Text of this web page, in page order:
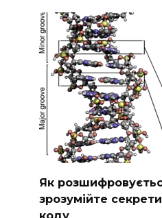
Як
зрозумійте
коду